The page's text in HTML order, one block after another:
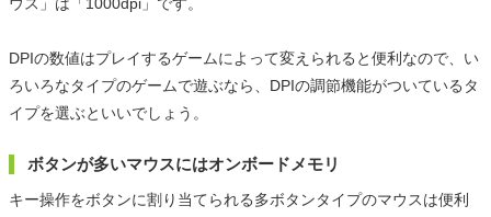
ウス」は「1000dpi」です。
DPIの数値はプレイするゲームによって変えられると便利なので、い
ろいろなタイプのゲームで遊ぶなら、DPIの調節機能がついているタ
イプを選ぶといいでしょう。
ボタンが多いマウスにはオンボードメモリ
キー操作をボタンに割り当てられる多ボタンタイプのマウスは便利